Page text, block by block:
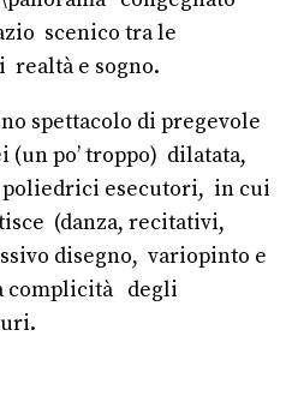
scenico tra le
realtà e sogno.
spettacolo di pregevole
po’ troppo) dilatata,
poliedrici esecutori, in cui
(danza, recitativi,
disegno, variopinto e
complicità degli